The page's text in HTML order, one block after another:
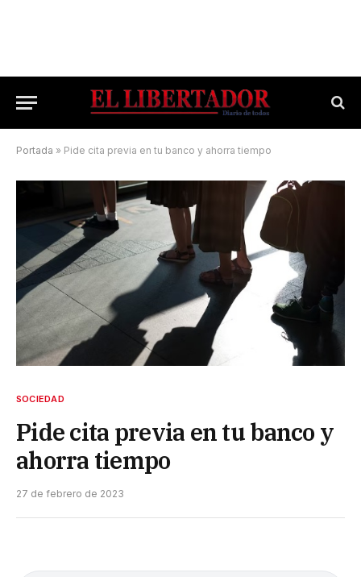
Portada » Pide cita previa en tu banco y ahorra tiempo
SOCIEDAD
Pide cita previa en tu banco y
ahorra tiempo
27 de febrero de 2023